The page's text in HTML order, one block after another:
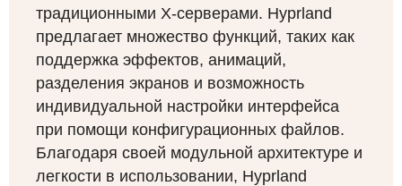
традиционными X-серверами. Hyprland
предлагает множество функций, таких как
поддержка эффектов, анимаций,
разделения экранов и возможность
индивидуальной настройки интерфейса
при помощи конфигурационных файлов.
Благодаря своей модульной архитектуре и
легкости в использовании, Hyprland